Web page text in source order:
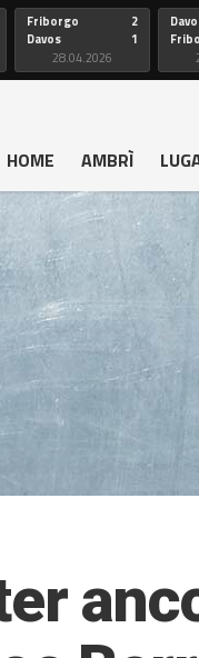
Friborgo
Davos
2
1
28.04.2026
HOME AMBRÌ